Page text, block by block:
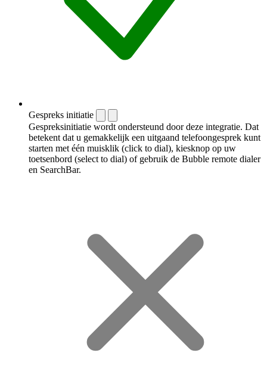
Gespreks initiatie
Gespreksinitiatie wordt ondersteund door deze integratie. Dat
betekent dat u gemakkelijk een uitgaand telefoongesprek kunt
starten met één muisklik (click to dial), kiesknop op uw
toetsenbord (select to dial) of gebruik de Bubble remote dialer
en SearchBar.